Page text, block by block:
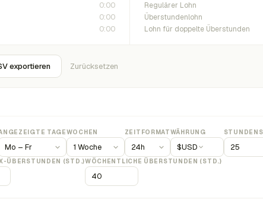
0:00
0:00
0:00
Regulärer Lohn
Überstundenlohn
Lohn für doppelte Überstunden
exportieren Zurücksetzen
TAGEWOCHEN ZEITFORMATWÄHRUNG
$USD
ÜBERSTUNDEN (STD.)WÖCHENTLICHE ÜBERSTUNDEN (STD.)